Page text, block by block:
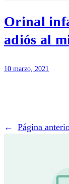
Orinal
adiós al
10 marzo, 2021
← Página